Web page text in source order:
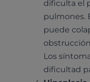
dificulta el
pulmones.
puede
Los
dificultad